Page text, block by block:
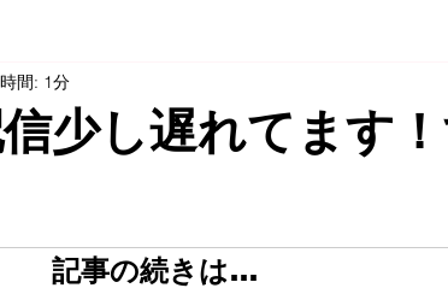
少し遅れてます
間: 1分
記事の続きは…